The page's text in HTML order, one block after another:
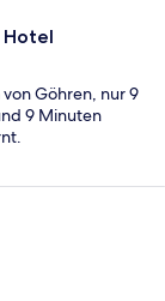
Hotel
Göhren, nur 9
9 Minuten